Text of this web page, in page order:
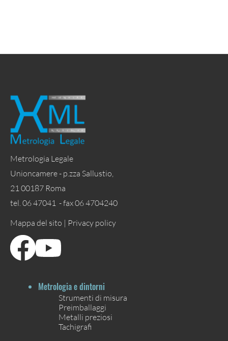
Metrologia Legale
Unioncamere - p.zza Sallustio,
21 00187 Roma
tel. 06 47041 - fax 06 4704240
Mappa del sito | Privacy policy
Metrologia e dintorni
Strumenti di misura
Preimballaggi
Metalli preziosi
Tachigrafi